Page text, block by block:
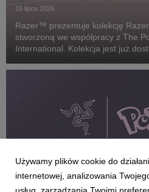
15 lipca 2026
Razer™ prezentuje kolekcję Razer
stworzoną we współpracy z The
International. Kolekcja jest już
partnerów.
Używamy plików cookie do
internetowej, analizowania